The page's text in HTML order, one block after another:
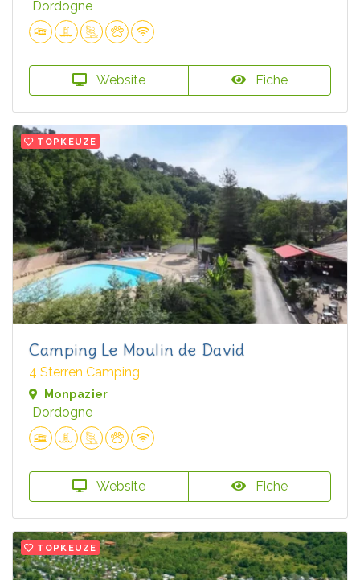
Dordogne
Website Fiche
TOPKEUZE
Camping Le Moulin de David
4 Sterren Camping
Monpazier
Dordogne
Website Fiche
TOPKEUZE